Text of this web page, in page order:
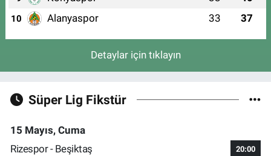
10 Alanyaspor 33 37
Detaylar için tıklayın
Süper Lig Fikstür
15 Mayıs, Cuma
Rizespor - Beşiktaş
20:00